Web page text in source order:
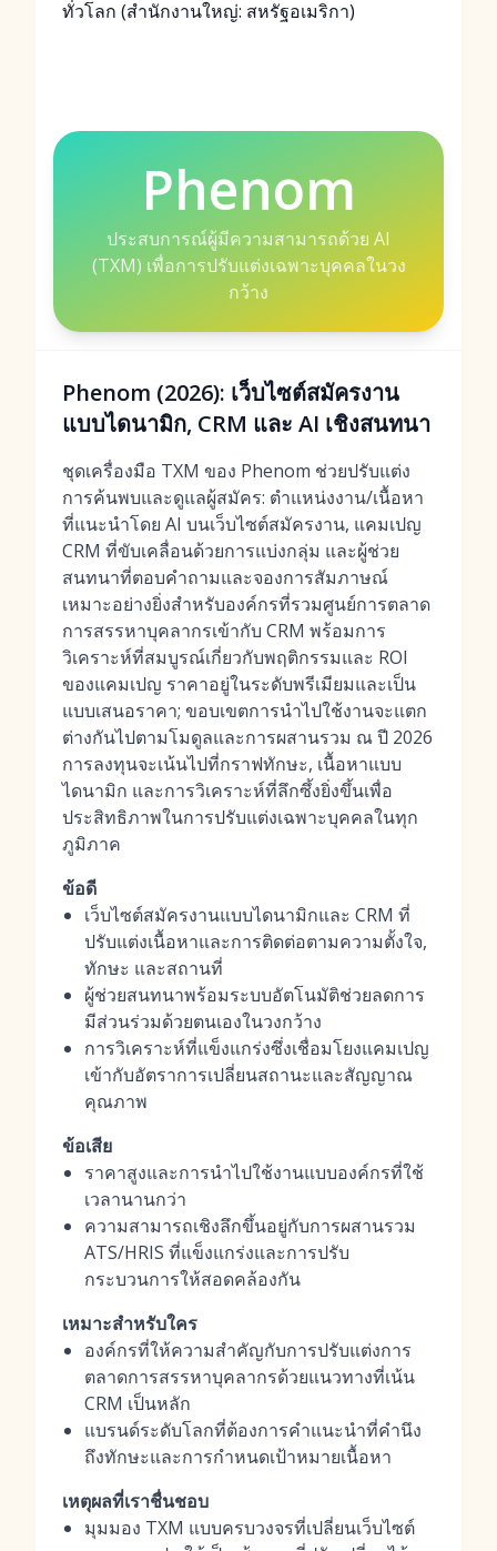
ทั่วโลก (สำนักงานใหญ่: สหรัฐอเมริกา)
Phenom
ประสบการณ์ผู้มีความสามารถด้วย AI
(TXM) เพื่อการปรับแต่งเฉพาะบุคคลในวง
กว้าง
Phenom (2026): เว็บไซต์สมัครงาน
แบบไดนามิก, CRM และ AI เชิงสนทนา
ชุดเครื่องมือ TXM ของ Phenom ช่วยปรับแต่ง
การค้นพบและดูแลผู้สมัคร: ตำแหน่งงาน/เนื้อหา
ที่แนะนำโดย AI บนเว็บไซต์สมัครงาน, แคมเปญ
CRM ที่ขับเคลื่อนด้วยการแบ่งกลุ่ม และผู้ช่วย
สนทนาที่ตอบคำถามและจองการสัมภาษณ์
เหมาะอย่างยิ่งสำหรับองค์กรที่รวมศูนย์การตลาด
การสรรหาบุคลากรเข้ากับ CRM พร้อมการ
วิเคราะห์ที่สมบูรณ์เกี่ยวกับพฤติกรรมและ ROI
ของแคมเปญ ราคาอยู่ในระดับพรีเมียมและเป็น
แบบเสนอราคา; ขอบเขตการนำไปใช้งานจะแตก
ต่างกันไปตามโมดูลและการผสานรวม ณ ปี 2026
การลงทุนจะเน้นไปที่กราฟทักษะ, เนื้อหาแบบ
ไดนามิก และการวิเคราะห์ที่ลึกซึ้งยิ่งขึ้นเพื่อ
ประสิทธิภาพในการปรับแต่งเฉพาะบุคคลในทุก
ภูมิภาค
ข้อดี
เว็บไซต์สมัครงานแบบไดนามิกและ CRM ที่
ปรับแต่งเนื้อหาและการติดต่อตามความตั้งใจ,
ทักษะ และสถานที่
ผู้ช่วยสนทนาพร้อมระบบอัตโนมัติช่วยลดการ
มีส่วนร่วมด้วยตนเองในวงกว้าง
การวิเคราะห์ที่แข็งแกร่งซึ่งเชื่อมโยงแคมเปญ
เข้ากับอัตราการเปลี่ยนสถานะและสัญญาณ
คุณภาพ
ข้อเสีย
ราคาสูงและการนำไปใช้งานแบบองค์กรที่ใช้
เวลานานกว่า
ความสามารถเชิงลึกขึ้นอยู่กับการผสานรวม
ATS/HRIS ที่แข็งแกร่งและการปรับ
กระบวนการให้สอดคล้องกัน
เหมาะสำหรับใคร
องค์กรที่ให้ความสำคัญกับการปรับแต่งการ
ตลาดการสรรหาบุคลากรด้วยแนวทางที่เน้น
CRM เป็นหลัก
แบรนด์ระดับโลกที่ต้องการคำแนะนำที่คำนึง
ถึงทักษะและการกำหนดเป้าหมายเนื้อหา
เหตุผลที่เราชื่นชอบ
มุมมอง TXM แบบครบวงจรที่เปลี่ยนเว็บไซต์